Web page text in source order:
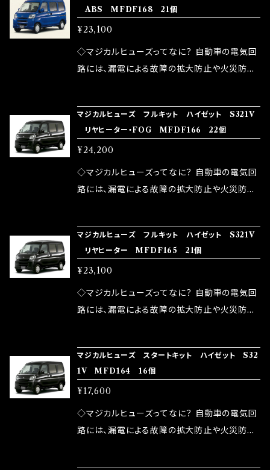
モータースポーツシーンでの実証実験の上、 製
品化を果たしております。
ヒューズの効果 マジカルヒューズは放電防止効
果・接触抵抗低減効果により、このような効果を
発揮します。 ・アクセルレスポンスの向上 ・アイ
ドリング安定化（静粛性UP） ・ターボ車のターボ
など、これらの効果は、タウンユースだけでなく、
モータースポーツシーンでの実証実験の上、 製
品化を果たしております。
しかし、ヒューズには拭い去れない欠点があり
ます。 1.溶接回路であるため、配線と比較し抵抗
が大きい。 2.金属部分が露出している為、空気
中に漏電してしまう。 3.金属プレートが接触する
ズが、マジカルヒューズになります。 ◇マジカル
ヒューズの効果 マジカルヒューズは放電防止効
果・接触抵抗低減効果により、このような効果を
発揮します。 ・アクセルレスポンスの向上 ・アイ
ドリング安定化（静粛性UP） ・ターボ車のターボ
など、これらの効果は、タウンユースだけでなく、
モータースポーツシーンでの実証実験の上、 製
品化を果たしております。
ABS MFDF168 21個
¥23,100
◇マジカルヒューズってなに？ 自動車の電気回
路には、漏電による故障の拡大防止や火災防止
路として、各回路への電力供給を行っています。
しかし、ヒューズには拭い去れない欠点があり
ます。 1.溶接回路であるため、配線と比較し抵抗
が大きい。 2.金属部分が露出している為、空気
中に漏電してしまう。 3.金属プレートが接触する
ズが、マジカルヒューズになります。 ◇マジカル
ヒューズの効果 マジカルヒューズは放電防止効
果・接触抵抗低減効果により、このような効果を
発揮します。 ・アクセルレスポンスの向上 ・アイ
ドリング安定化（静粛性UP） ・ターボ車のターボ
など、これらの効果は、タウンユースだけでなく、
モータースポーツシーンでの実証実験の上、 製
品化を果たしております。
マジカルヒューズ フルキット ハイゼット S321V
リヤヒーター・FOG MFDF166 22個
¥24,200
◇マジカルヒューズってなに？ 自動車の電気回
路には、漏電による故障の拡大防止や火災防止
路として、各回路への電力供給を行っています。
しかし、ヒューズには拭い去れない欠点があり
ます。 1.溶接回路であるため、配線と比較し抵抗
が大きい。 2.金属部分が露出している為、空気
中に漏電してしまう。 3.金属プレートが接触する
ズが、マジカルヒューズになります。 ◇マジカル
ヒューズの効果 マジカルヒューズは放電防止効
果・接触抵抗低減効果により、このような効果を
発揮します。 ・アクセルレスポンスの向上 ・アイ
ドリング安定化（静粛性UP） ・ターボ車のターボ
マジカルヒューズ フルキット ハイゼット S321V
リヤヒーター MFDF165 21個
¥23,100
◇マジカルヒューズってなに？ 自動車の電気回
路には、漏電による故障の拡大防止や火災防止
路として、各回路への電力供給を行っています。
しかし、ヒューズには拭い去れない欠点があり
ます。 1.溶接回路であるため、配線と比較し抵抗
が大きい。 2.金属部分が露出している為、空気
中に漏電してしまう。 3.金属プレートが接触する
マジカルヒューズ スタートキット ハイゼット S32
1V MFD164 16個
¥17,600
◇マジカルヒューズってなに？ 自動車の電気回
路には、漏電による故障の拡大防止や火災防止